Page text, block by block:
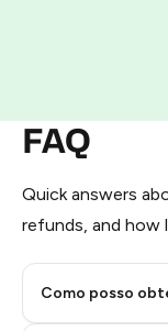
FAQ
Quick answers
refunds, and how
Como posso
Step 1: Create
Pay with